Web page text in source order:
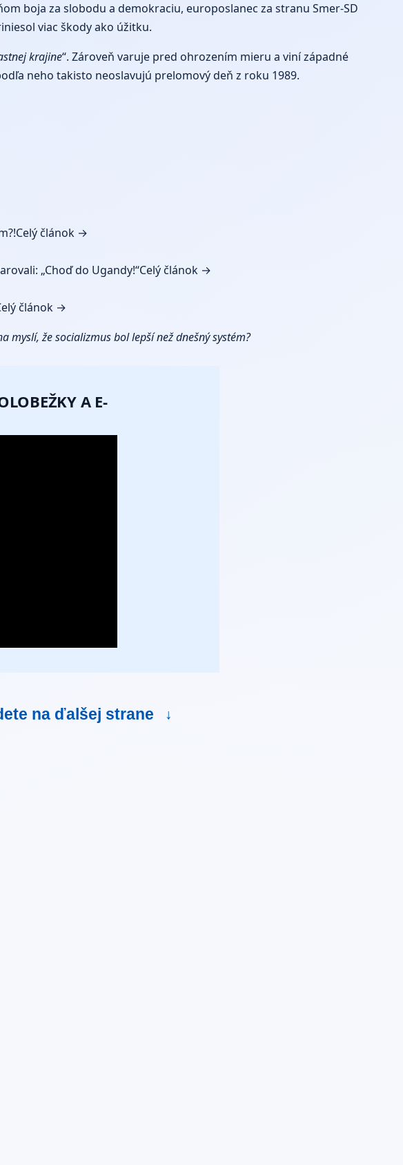
boja za slobodu a demokraciu, europoslanec za stranu Smer-SD
viac škody ako úžitku.
krajine“. Zároveň varuje pred ohrozením mieru a viní západné
neho takisto neoslavujú prelomový deň z roku 1989.
Celý článok →
„Choď do Ugandy!“Celý článok →
článok →
myslí, že socializmus bol lepší než dnešný systém?
A E-
na ďalšej strane ↓